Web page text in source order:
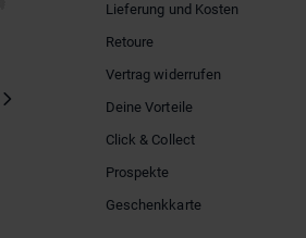
Lieferung und Kosten
Retoure
Vertrag widerrufen
Deine Vorteile
Click & Collect
Prospekte
Geschenkkarte